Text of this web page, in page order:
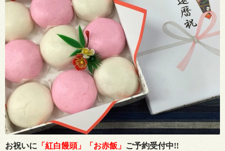
お祝いに 「紅白饅頭」「お赤飯」 ご予約受付中!!